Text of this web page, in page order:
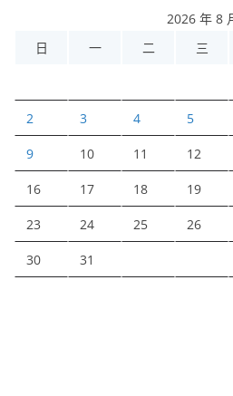
2026 年 8
日
一 二 三
2 3 4 5
9 10 11 12
16 17 18 19
23 24 25 26
30 31